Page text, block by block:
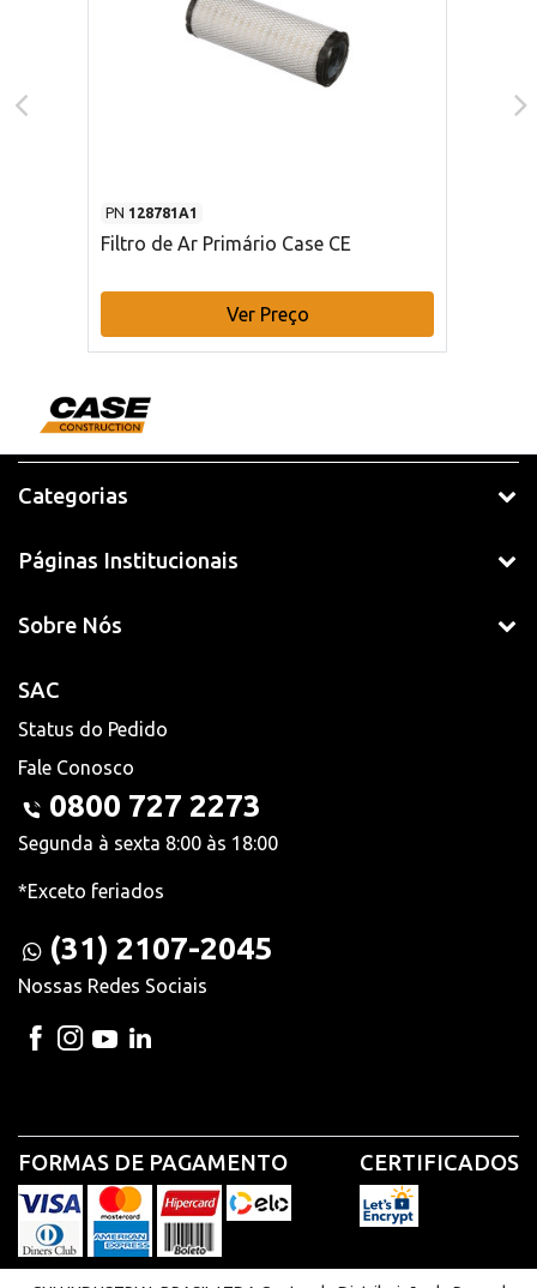
PN 128781A1
Filtro de Ar Primário Case CE
Ver Preço
Categorias
Páginas Institucionais
Sobre Nós
SAC
Status do Pedido
Fale Conosco
0800 727 2273
Segunda à sexta 8:00 às 18:00
*Exceto feriados
(31) 2107-2045
Nossas Redes Sociais
FORMAS DE PAGAMENTO CERTIFICADOS